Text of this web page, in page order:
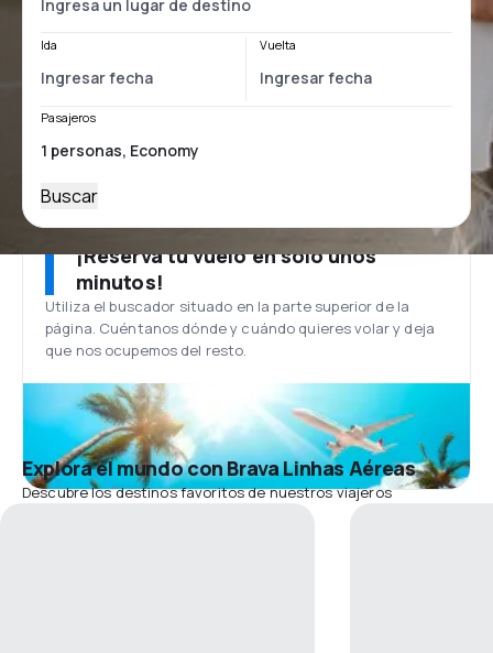
Ida Vuelta
Pasajeros
Buscar
¡Reserva tu vuelo en solo unos
minutos!
Utiliza el buscador situado en la parte superior de la
página. Cuéntanos dónde y cuándo quieres volar y deja
que nos ocupemos del resto.
Explora el mundo con Brava Linhas Aéreas
Descubre los destinos favoritos de nuestros viajeros